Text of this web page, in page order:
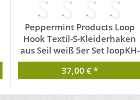
Peppermint Products Loop
Hook Textil-S-Kleiderhaken
aus Seil weiß 5er Set loopKH-
w
von Peppermint Products
37,00 € *